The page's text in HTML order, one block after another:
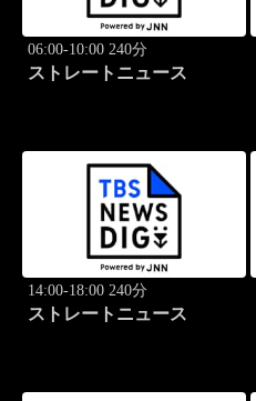
06:00-10:00 240分
ストレートニュース
14:00-18:00 240分
ストレートニュース